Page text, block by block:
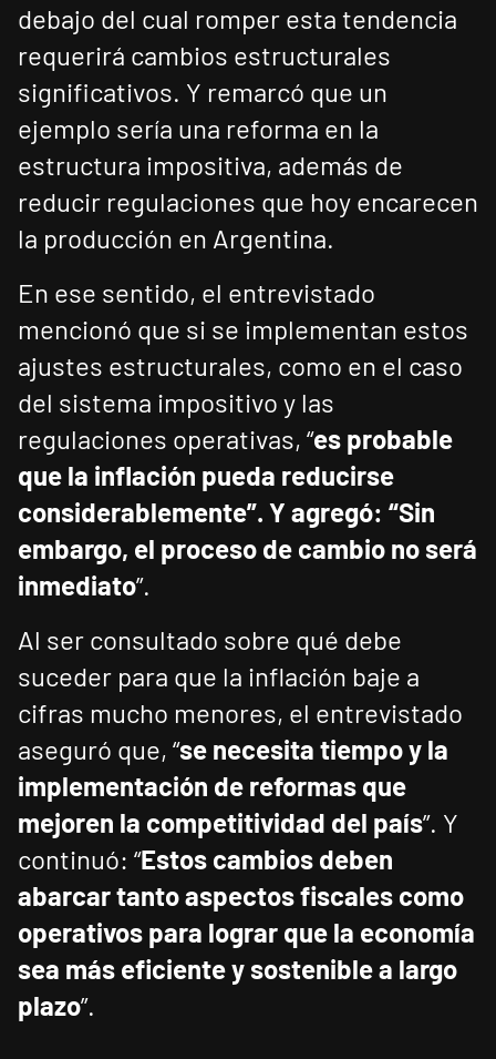
debajo del cual romper esta tendencia
requerirá cambios estructurales
significativos. Y remarcó que un
ejemplo sería una reforma en la
estructura impositiva, además de
reducir regulaciones que hoy encarecen
la producción en Argentina.
En ese sentido, el entrevistado
mencionó que si se implementan estos
ajustes estructurales, como en el caso
del sistema impositivo y las
regulaciones operativas, “es probable
que la inflación pueda reducirse
considerablemente”. Y agregó: “Sin
embargo, el proceso de cambio no será
inmediato”.
Al ser consultado sobre qué debe
suceder para que la inflación baje a
cifras mucho menores, el entrevistado
aseguró que, “se necesita tiempo y la
implementación de reformas que
mejoren la competitividad del país”. Y
continuó: “Estos cambios deben
abarcar tanto aspectos fiscales como
operativos para lograr que la economía
sea más eficiente y sostenible a largo
plazo”.